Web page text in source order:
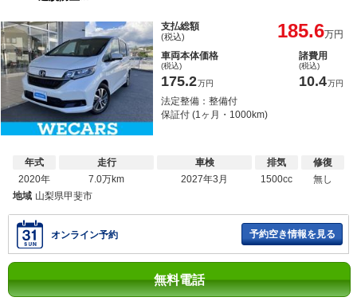
支払総額
(税込) 185.6万円
車両本体価格
(税込)
175.2万円
諸費用
(税込)
10.4万円
法定整備：整備付
保証付 (1ヶ月・1000km)
年式
2020年
走行
7.0万km
車検
2027年3月
排気
1500cc
修復
無し
地域 山梨県甲斐市
オンライン予約 予約空き情報を見る
無料電話